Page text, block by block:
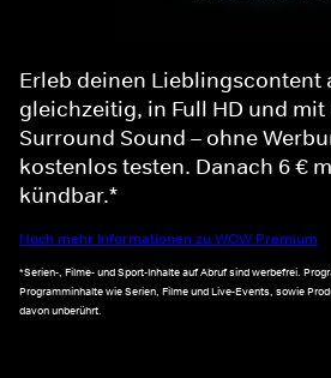
Erleb deinen Lieblingscontent
gleichzeitig, in Full HD und mit
Surround Sound – ohne
kostenlos testen. Danach 6 €
kündbar.*
Noch mehr Informationen zu WOW Premium
*Serien-, Filme- und Sport-Inhalte auf Abruf sind werbefrei.
Programminhalte wie Serien, Filme und Live-Events, sowie
davon unberührt.